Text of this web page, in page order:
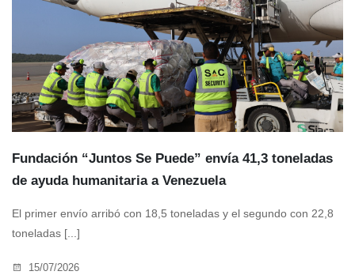
Fundación “Juntos Se Puede” envía 41,3 toneladas
de ayuda humanitaria a Venezuela
El primer envío arribó con 18,5 toneladas y el segundo con 22,8
toneladas [...]
15/07/2026